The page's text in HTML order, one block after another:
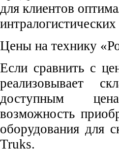
для клиентов
интралогистических
Цены на технику
Если сравнить с
реализовывает
доступным
возможность
оборудования для
Truks.